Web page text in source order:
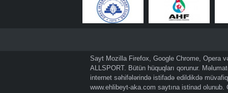
Sayt Mozilla Firefox, Google Chrome, Opera
ALLSPORT. Bütün hüquqları qorunur.
internet səhifələrində istifadə edildikdə
www.ehlibeyt-aka.com saytına istinad olunub.